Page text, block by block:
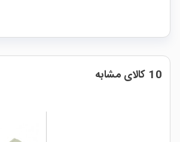
10 کالای مشابه